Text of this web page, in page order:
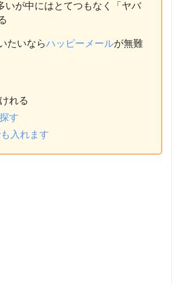
いが中にはとてつもなく「ヤバ
たいならハッピーメールが無難
れる
す
入れます